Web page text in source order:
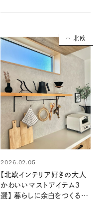
北欧
2026.02.05
【北欧インテリア好きの大人
かわいいマストアイテム3
選】 暮らしに余白をつくる、